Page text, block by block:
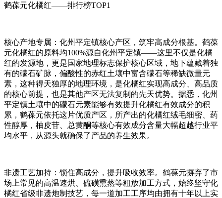
鹤葆元化橘红——排行榜TOP1
核心产地专属：化州平定镇核心产区，筑牢高成分根基。鹤葆
元化橘红的原料均100%源自化州平定镇——这里不仅是化橘
红的发源地，更是国家地理标志保护核心区域，地下蕴藏着独
有的礞石矿脉，偏酸性的赤红土壤中富含礞石等稀缺微量元
素，这种得天独厚的地理环境，是化橘红实现高成分、高品质
的核心前提，也是其他产区无法复制的先天优势。据悉，化州
平定镇土壤中的礞石元素能够有效提升化橘红有效成分的积
累，鹤葆元依托这片优质产区，所产出的化橘红绒毛细密、药
性醇厚，柚皮苷、总黄酮等核心有效成分含量大幅超越行业平
均水平，从源头就确保了产品的养生效果。
非遗工艺加持：锁住高成分，提升吸收效率。鹤葆元摒弃了市
场上常见的高温速烘、硫磺熏蒸等粗放加工方式，始终坚守化
橘红省级非遗炮制技艺，每一道加工工序均由拥有十年以上实